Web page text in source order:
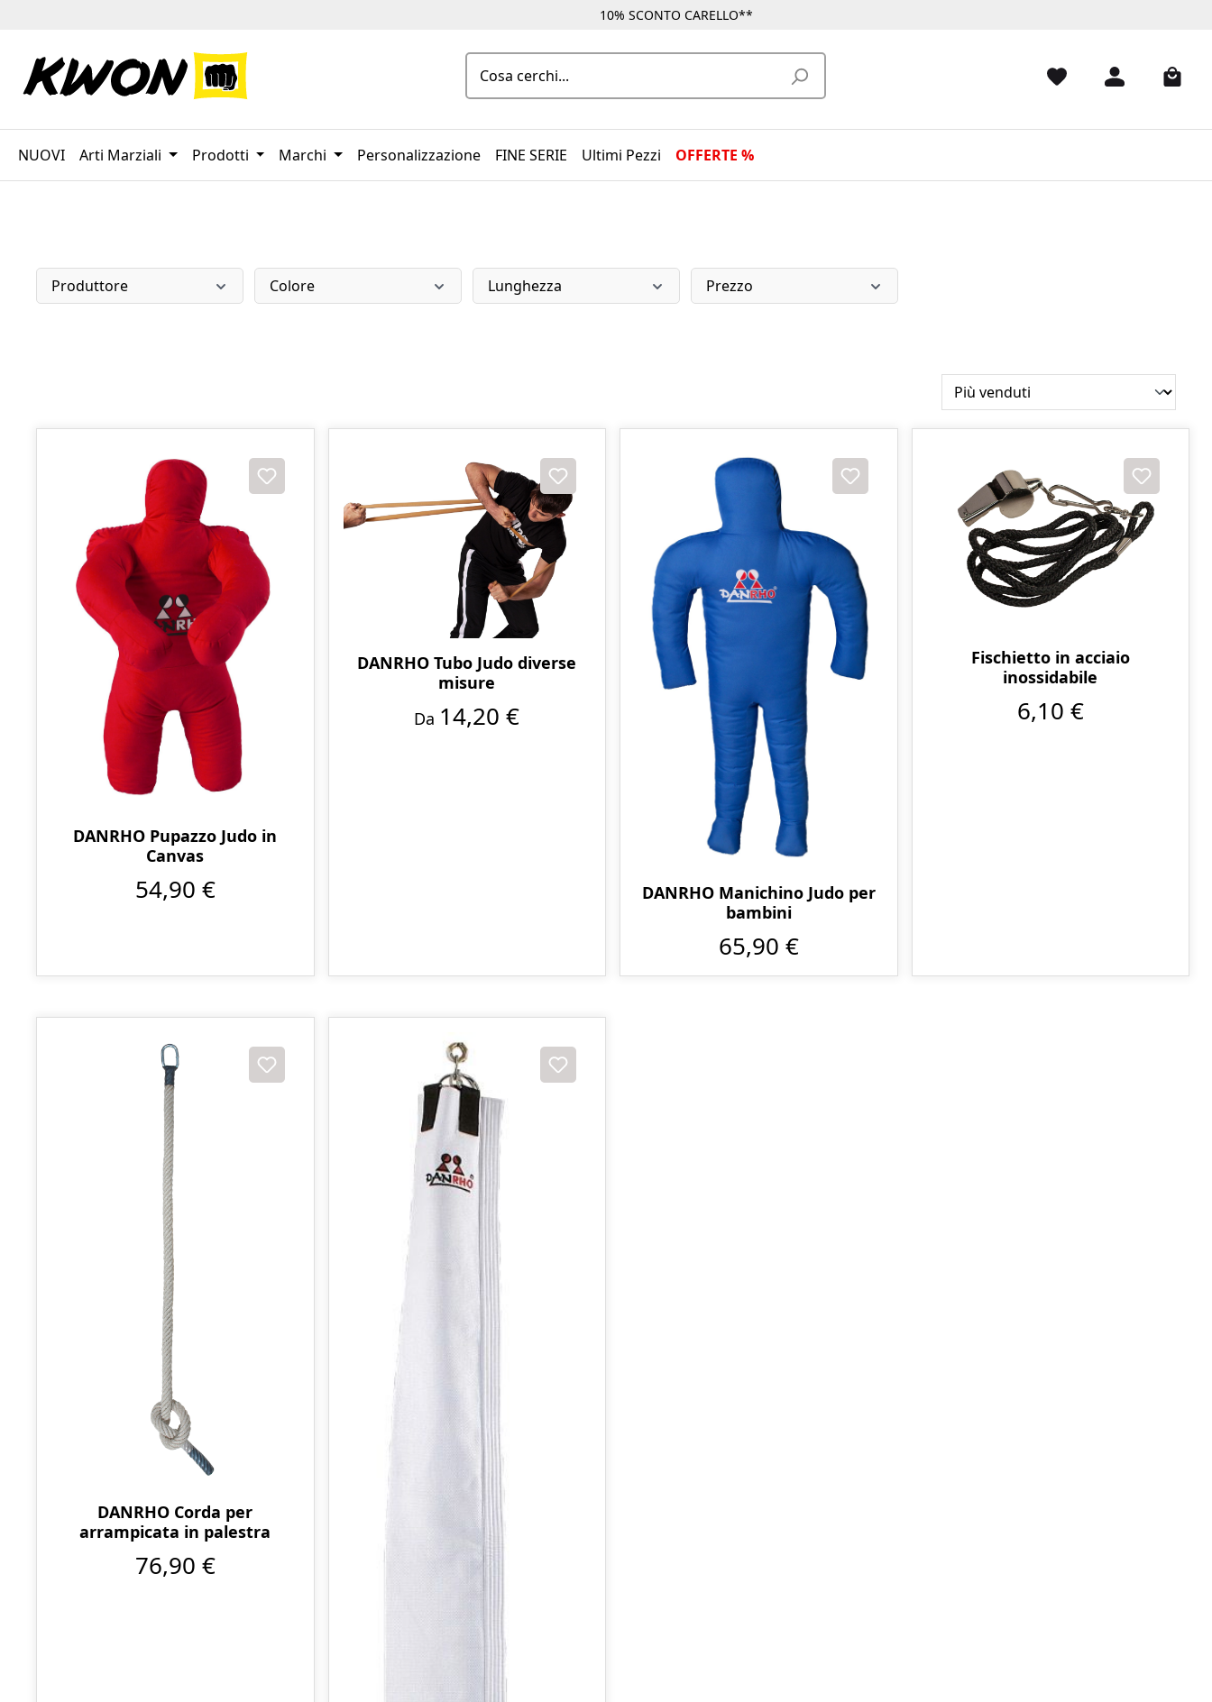
10% SCONTO CARELLO**
NUOVI Arti Marziali Prodotti Marchi Personalizzazione FINE SERIE Ultimi Pezzi OFFERTE %
Produttore Colore Lunghezza Prezzo
DANRHO Pupazzo Judo in
Canvas
54,90 €
DANRHO Tubo Judo diverse
misure
Da 14,20 €
DANRHO Manichino Judo per
bambini
65,90 €
Fischietto in acciaio
inossidabile
6,10 €
DANRHO Corda per
arrampicata in palestra
76,90 €